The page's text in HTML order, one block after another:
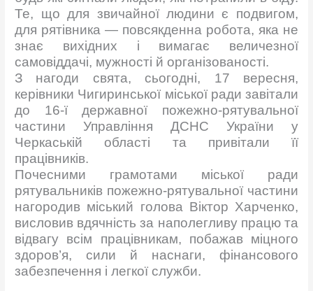
Те, що для звичайної людини є подвигом,
для рятівника — повсякденна робота, яка не
знає вихідних і вимагає величезної
самовіддачі, мужності й організованості.
З нагоди свята, сьогодні, 17 вересня,
керівники Чигиринської міської ради завітали
до 16-ї державної пожежно-рятувальної
частини Управління ДСНС України у
Черкаській області та привітали її
працівників.
Почесними грамотами міської ради
рятувальників пожежно-рятувальної частини
нагородив міський голова Віктор Харченко,
висловив вдячність за наполегливу працю та
відвагу всім працівникам, побажав міцного
здоров’я, сили й наснаги, фінансового
забезпечення і легкої служби.